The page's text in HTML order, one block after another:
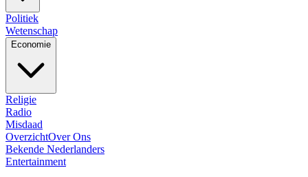
Politiek
Wetenschap
Economie
Religie
Radio
Misdaad
OverzichtOver Ons
Bekende Nederlanders
Entertainment